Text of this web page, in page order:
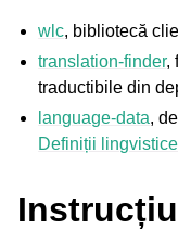
wlc, bibliotecă
translation-finder,
traductibile din
language-data,
Definiții lingvistice